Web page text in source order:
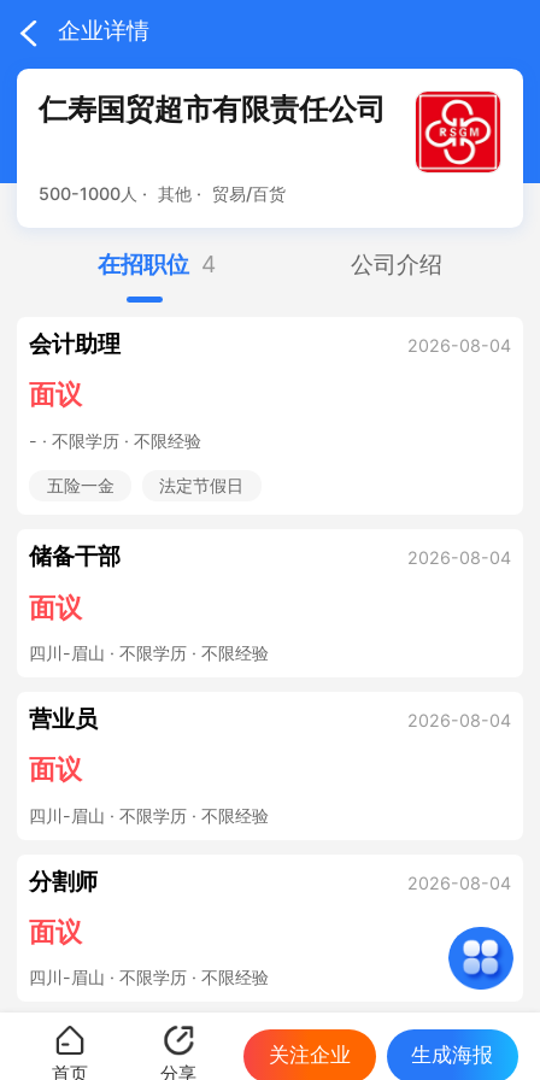
企业详情
仁寿国贸超市有限责任公司
500-1000人 · 其他 · 贸易/百货
在招职位 4 公司介绍
会计助理 2026-08-04
面议
- · 不限学历 · 不限经验
五险一金 法定节假日
储备干部 2026-08-04
面议
四川-眉山 · 不限学历 · 不限经验
营业员 2026-08-04
面议
四川-眉山 · 不限学历 · 不限经验
分割师 2026-08-04
面议
四川-眉山 · 不限学历 · 不限经验
首页 分享
关注企业 生成海报